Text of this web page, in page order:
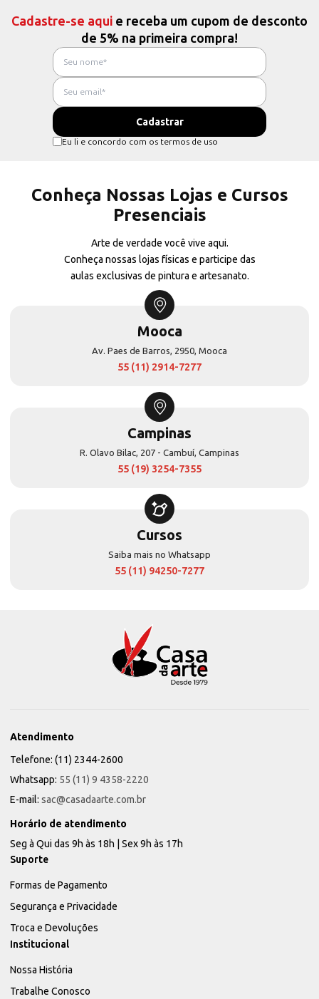
Cadastre-se aqui e receba um cupom de desconto
de 5% na primeira compra!
Eu li e concordo com os termos de uso
Conheça Nossas Lojas e Cursos
Presenciais
Arte de verdade você vive aqui.
Conheça nossas lojas físicas e participe das
aulas exclusivas de pintura e artesanato.
Mooca
Av. Paes de Barros, 2950, Mooca
55 (11) 2914-7277
Campinas
R. Olavo Bilac, 207 - Cambuí, Campinas
55 (19) 3254-7355
Cursos
Saiba mais no Whatsapp
55 (11) 94250-7277
Atendimento
Telefone: (11) 2344-2600
Whatsapp: 55 (11) 9 4358-2220
E-mail: sac@casadaarte.com.br
Horário de atendimento
Seg à Qui das 9h às 18h | Sex 9h às 17h
Suporte
Formas de Pagamento
Segurança e Privacidade
Troca e Devoluções
Institucional
Nossa História
Trabalhe Conosco